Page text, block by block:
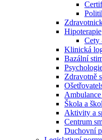
Hipoterapie
Cety
Klinická
Bazální
Zdravotně
Škola a
Aktivity a
Centrum
Duchovní